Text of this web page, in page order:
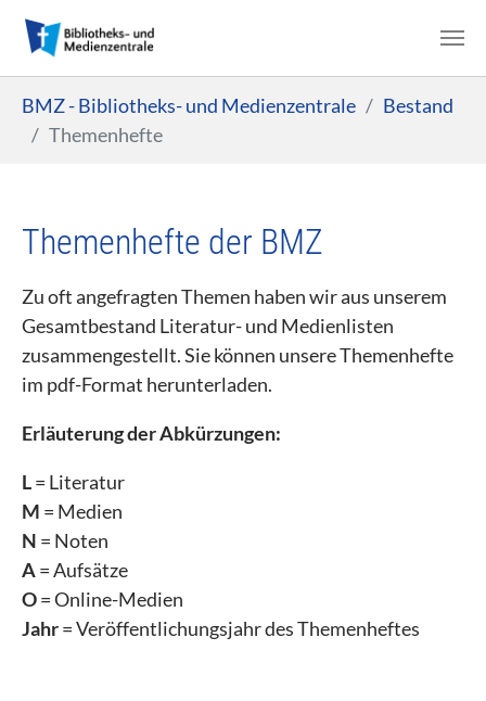
Zum Hauptinhalt springen
BMZ - Bibliotheks- und Medienzentrale
Bestand
Themenhefte
Themenhefte der BMZ
Zu oft angefragten Themen haben wir aus unserem
Gesamtbestand Literatur- und Medienlisten
zusammengestellt. Sie können unsere Themenhefte
im pdf-Format herunterladen.
Erläuterung der Abkürzungen:
L= Literatur
M = Medien
N = Noten
A= Aufsätze
O= Online-Medien
Jahr= Veröffentlichungsjahr des Themenheftes